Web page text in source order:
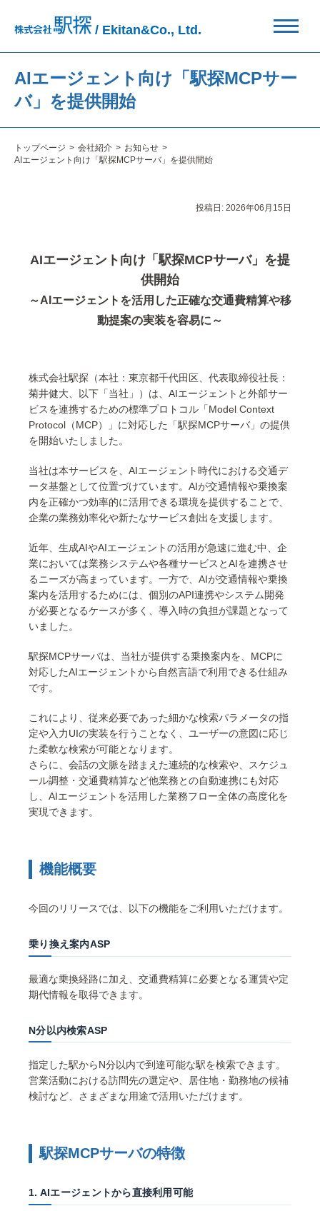
/ Ekitan&Co., Ltd.
AIエージェント向け「駅探MCPサー
バ」を提供開始
トップページ 会社紹介
お知らせ
AIエージェント向け「駅探MCPサーバ」を提供開始
投稿日: 2026年06月15日
AIエージェント向け「駅探MCPサーバ」を提
供開始
～AIエージェントを活用した正確な交通費精算や移
動提案の実装を容易に～
株式会社駅探（本社：東京都千代田区、代表取締役社長：
菊井健大、以下「当社」）は、AIエージェントと外部サー
ビスを連携するための標準プロトコル「Model Context
Protocol（MCP）」に対応した「駅探MCPサーバ」の提供
を開始いたしました。
当社は本サービスを、AIエージェント時代における交通デ
ータ基盤として位置づけています。AIが交通情報や乗換案
内を正確かつ効率的に活用できる環境を提供することで、
企業の業務効率化や新たなサービス創出を支援します。
近年、生成AIやAIエージェントの活用が急速に進む中、企
業においては業務システムや各種サービスとAIを連携させ
るニーズが高まっています。一方で、AIが交通情報や乗換
案内を活用するためには、個別のAPI連携やシステム開発
が必要となるケースが多く、導入時の負担が課題となって
いました。
駅探MCPサーバは、当社が提供する乗換案内を、MCPに
対応したAIエージェントから自然言語で利用できる仕組み
です。
これにより、従来必要であった細かな検索パラメータの指
定や入力UIの実装を行うことなく、ユーザーの意図に応じ
た柔軟な検索が可能となります。
さらに、会話の文脈を踏まえた連続的な検索や、スケジュ
ール調整・交通費精算など他業務との自動連携にも対応
し、AIエージェントを活用した業務フロー全体の高度化を
実現できます。
機能概要
今回のリリースでは、以下の機能をご利用いただけます。
乗り換え案内ASP
最適な乗換経路に加え、交通費精算に必要となる運賃や定
期代情報を取得できます。
N分以内検索ASP
指定した駅からN分以内で到達可能な駅を検索できます。
営業活動における訪問先の選定や、居住地・勤務地の候補
検討など、さまざまな用途で活用いただけます。
駅探MCPサーバの特徴
1. AIエージェントから直接利用可能